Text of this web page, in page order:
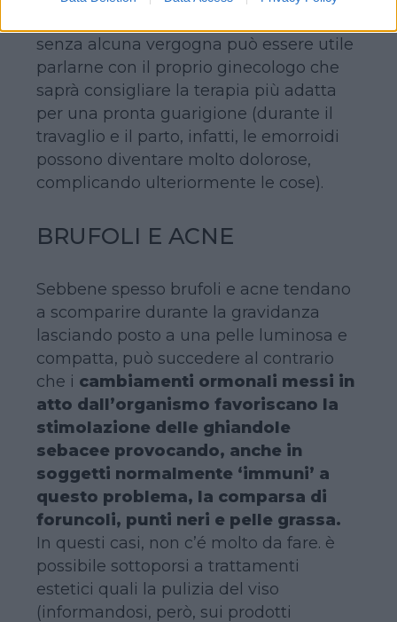
senza alcuna vergogna può essere utile
parlarne con il proprio ginecologo che
saprà consigliare la terapia più adatta
per una pronta guarigione (durante il
travaglio e il parto, infatti, le emorroidi
possono diventare molto dolorose,
complicando ulteriormente le cose).
BRUFOLI E ACNE
Sebbene spesso brufoli e acne tendano
a scomparire durante la gravidanza
lasciando posto a una pelle luminosa e
compatta, può succedere al contrario
che i cambiamenti ormonali messi in
atto dall’organismo favoriscano la
stimolazione delle ghiandole
sebacee provocando, anche in
soggetti normalmente ‘immuni’ a
questo problema, la comparsa di
foruncoli, punti neri e pelle grassa.
In questi casi, non c’é molto da fare. è
possibile sottoporsi a trattamenti
estetici quali la pulizia del viso
(informandosi, però, sui prodotti